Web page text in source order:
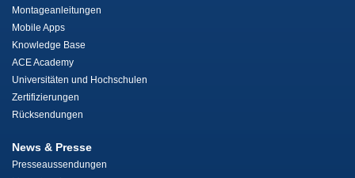
Montageanleitungen
Mobile Apps
Knowledge Base
ACE Academy
Universitäten und Hochschulen
Zertifizierungen
Rücksendungen
News & Presse
Presseaussendungen